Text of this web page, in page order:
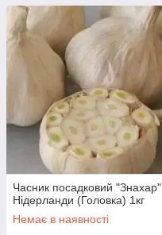
Часник посадковий "Знахар"
Нідерланди (Головка) 1кг
Немає в наявності